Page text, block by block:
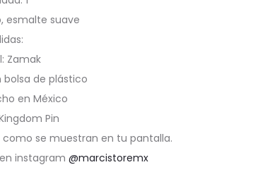
esmalte suave
Zamak
de plástico
en México
Pin
se muestran en tu pantalla.
instagram @marcistoremx